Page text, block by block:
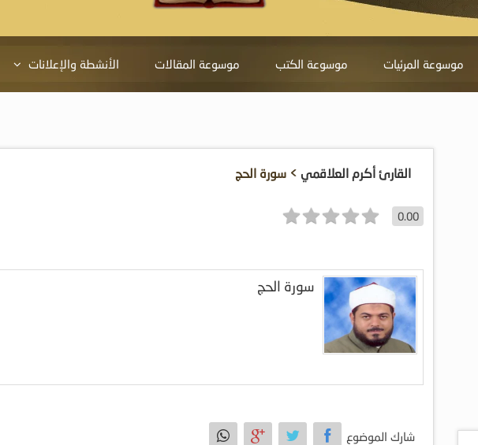
موسوعة المرئيات موسوعة الكتب موسوعة المقالات الأنشطة والإعلانات
القارئ أكرم العلاقمي > سورة الحج
0.00
سورة الحج
شارك الموضوع